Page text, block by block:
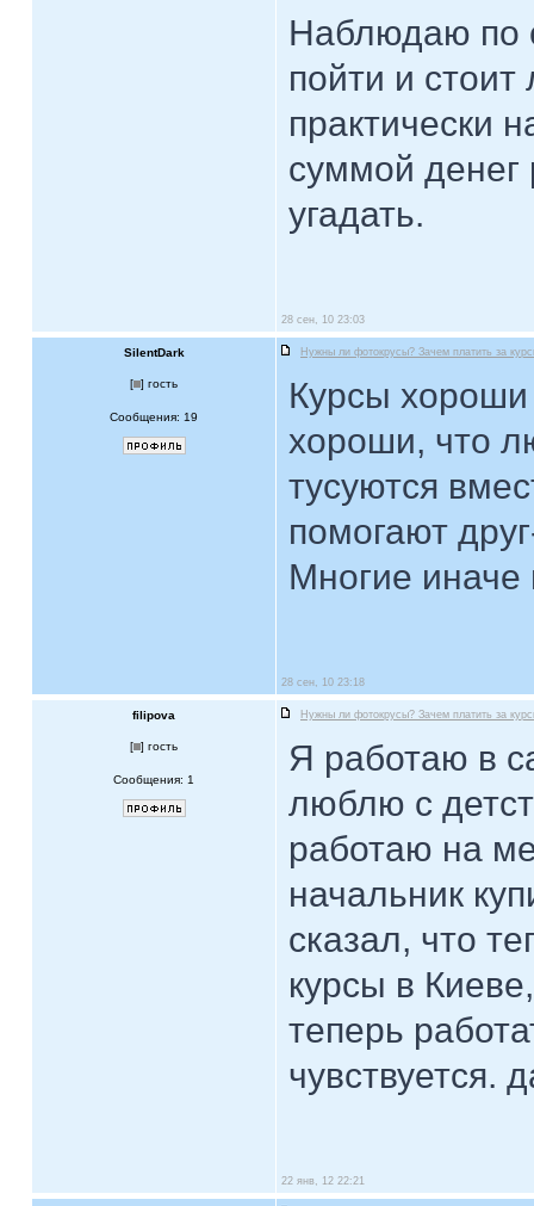
Наблюдаю по
пойти и стоит
практически
суммой денег
угадать.
28 сен, 10 23:03
SilentDark Нужны ли фотокрусы? Зачем платить за
[ ] гость
Сообщения: 19
Курсы хороши
хороши, что
тусуются
помогают
Многие иначе
28 сен, 10 23:18
filipova Нужны ли фотокрусы? Зачем платить за
[ ] гость
Сообщения: 1
Я работаю в
люблю с
работаю на
начальник
сказал, что
курсы в
теперь
чувствуется.
22 янв, 12 22:21